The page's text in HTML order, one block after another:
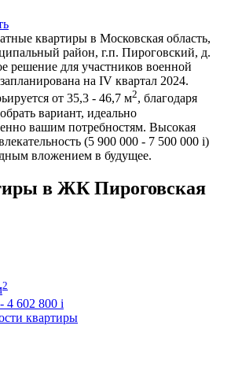
квартиры в Московская область,
район, г.п. Пироговский, д.
решение для участников военной
на IV квартал 2024.
от 35,3 - 46,7 м2, благодаря
вариант, идеально
вашим потребностям. Высокая
(5 900 000 - 7 500 000 i)
вложением в будущее.
в ЖК Пироговская
2
4 602 800 i
квартиры